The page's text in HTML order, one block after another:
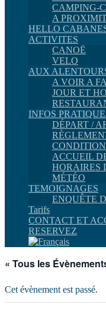
CAMPING-
A
HELLO
ACTIVITES
CANOË
VELO
AUX
A VOIR A
JOUR ET
INFOS
DÉPART /
ACCUEIL
HORAIRES
MÉTÉO
TEMOIGNAGES
ENQUÊTE
Tarifs
CONTACT ET
RESERVEZ
« Tous les
Cet évènement est passé.